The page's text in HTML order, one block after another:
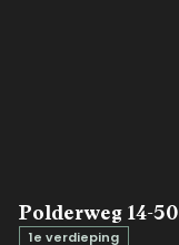
Polderweg 14-50
1e verdieping